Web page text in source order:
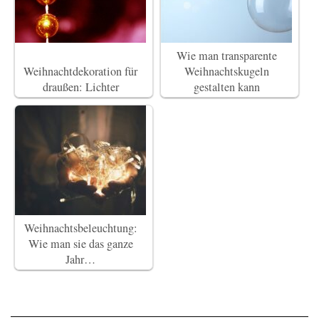
Weihnachtdekoration für
draußen: Lichter
Wie man transparente
Weihnachtskugeln
gestalten kann
Weihnachtsbeleuchtung:
Wie man sie das ganze
Jahr…